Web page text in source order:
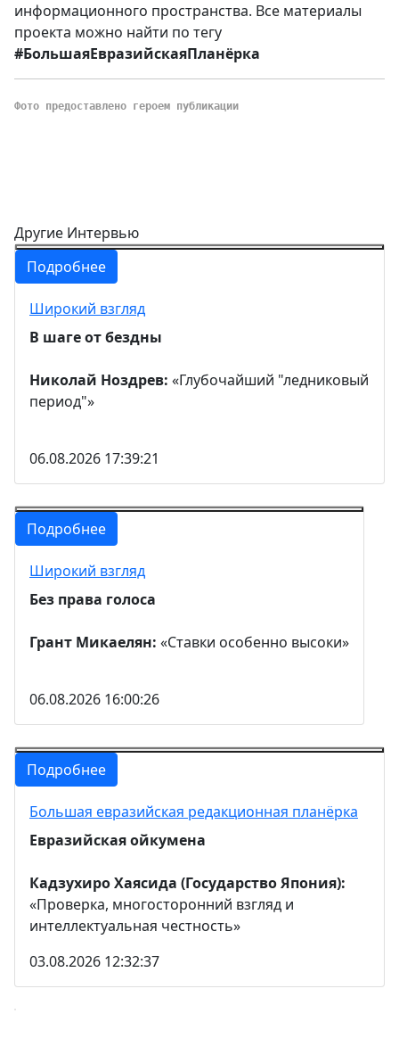
информационного пространства. Все материалы
проекта можно найти по тегу
#БольшаяЕвразийскаяПланёрка
Фото предоставлено героем публикации
Другие Интервью
Подробнее
Широкий взгляд
В шаге от бездны
Николай Ноздрев: «Глубочайший "ледниковый
период"»
06.08.2026 17:39:21
Подробнее
Широкий взгляд
Без права голоса
Грант Микаелян: «Ставки особенно высоки»
06.08.2026 16:00:26
Подробнее
Большая евразийская редакционная планёрка
Евразийская ойкумена
Кадзухиро Хаясида (Государство Япония):
«Проверка, многосторонний взгляд и
интеллектуальная честность»
03.08.2026 12:32:37